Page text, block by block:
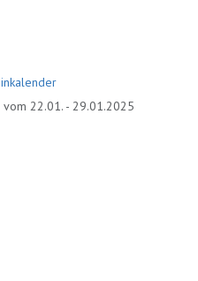
22.01. - 29.01.2025